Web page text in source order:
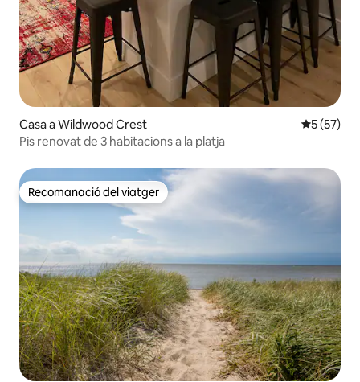
Casa a Wildwood Crest 5 de
5 (57)
Pis renovat de 3 habitacions a la platja
Recomanació del viatger
Recomanació del viatger